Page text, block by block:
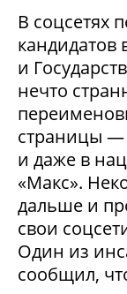
В соцсетях
кандидатов
и
нечто
страницы —
и даже в
«Макс».
дальше и
свои
Один из
сообщил,